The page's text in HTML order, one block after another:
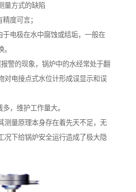
量方式的缺陷
度可言；
于电极在水中腐蚀或结垢，一般在
警的现象，锅炉中的水经常处于翻
对电接点式水位计形成误显示和误
，维护工作量大。
测量原理本身存在着先天不足，无
况下给锅炉安全运行造成了极大隐